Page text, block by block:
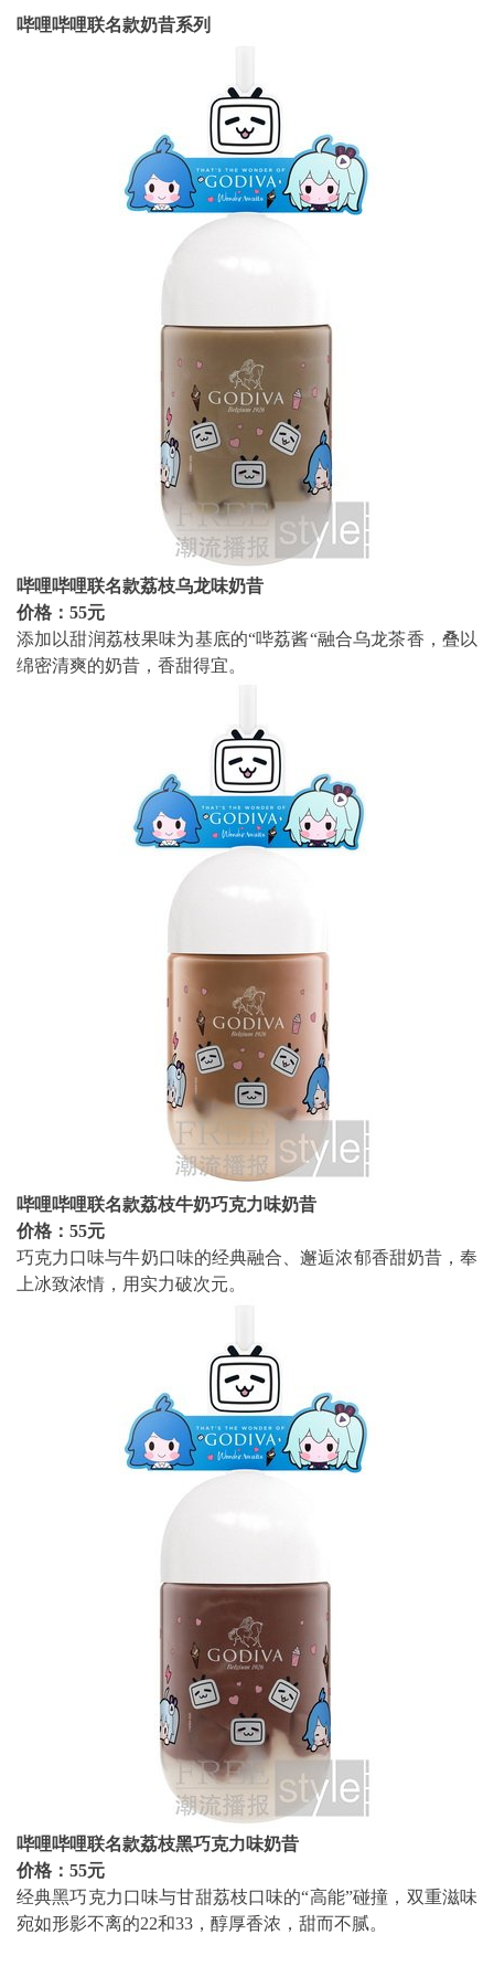
哔哩哔哩联名款奶昔系列
哔哩哔哩联名款荔枝乌龙味奶昔
价格：55元
添加以甜润荔枝果味为基底的“哔荔酱“融合乌龙茶香，叠以
绵密清爽的奶昔，香甜得宜。
哔哩哔哩联名款荔枝牛奶巧克力味奶昔
价格：55元
巧克力口味与牛奶口味的经典融合、邂逅浓郁香甜奶昔，奉
上冰致浓情，用实力破次元。
哔哩哔哩联名款荔枝黑巧克力味奶昔
价格：55元
经典黑巧克力口味与甘甜荔枝口味的“高能”碰撞，双重滋味
宛如形影不离的22和33，醇厚香浓，甜而不腻。